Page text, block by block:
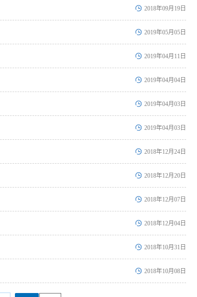
2018年09月19日
2019年05月05日
2019年04月11日
2019年04月04日
2019年04月03日
2019年04月03日
2018年12月24日
2018年12月20日
2018年12月07日
2018年12月04日
2018年10月31日
2018年10月08日